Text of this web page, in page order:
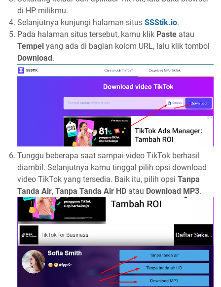
di HP milikmu.
Selanjutnya kunjungi halaman situs SSStik.io.
Pada halaman situs tersebut, kamu klik Paste atau
Tempel yang ada di bagian kolom URL, lalu klik tombol
Download.
Tunggu beberapa saat sampai video TikTok berhasil
diambil. Selanjutnya kamu tinggal pilih opsi download
video TikTok yang tersedia. Baik itu, pilih opsi Tanpa
Tanda Air, Tanpa Tanda Air HD atau Download MP3.